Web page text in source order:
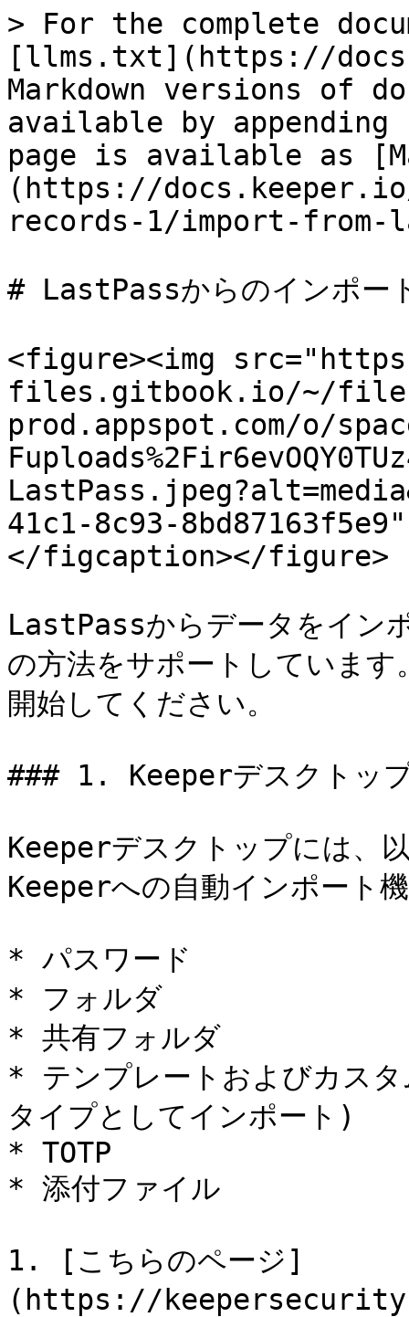
> For the complete
[llms.txt](https://
Markdown versions of
available by
page is available as
(https://
records-1/import-from-
# LastPassからのインポー
<figure><img
files.gitbook.io/~/
prod.appspot.com/o/
41c1-8c93-
</figcaption></figure>
LastPassからデータをイン
の方法をサポートしていま
開始してください。
### 1. Keeperデスクトップ
Keeperデスクトップには、
Keeperへの自動インポート
* パスワード
* フォルダ
* 共有フォルダ
* テンプレートおよびカス
タイプとしてインポート)
* TOTP
* 添付ファイル
1. [こちらのページ]
(https://